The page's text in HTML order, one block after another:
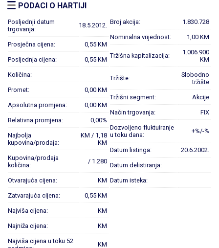
PODACI O HARTIJI
Posljednji datum
trgovanja:
18.5.2012.
Prosječna cijena: 0,55 KM
Posljednja cijena: 0,55 KM
Količina:
Promet: 0,00 KM
Apsolutna promjena: 0,00 KM
Relativna promjena: 0,00%
Najbolja
kupovina/prodaja:
KM / 1,18
KM
Kupovina/prodaja
količina:
/ 1.280
Otvarajuća cijena: KM
Zatvarajuća cijena: 0,55 KM
Najviša cijena: KM
Najniža cijena: KM
Najviša cijena u toku 52
KM
Broj akcija: 1.830.728
Nominalna vrijednost: 1,00 KM
Tržišna kapitalizacija:
1.006.900
KM
Tržište:
Slobodno
tržište
Tržišni segment: Akcije
Način trgovanja: FIX
Dozvoljeno fluktuiranje
u toku dana:
+%/-%
Datum listinga: 20.6.2002.
Datum delistiranja:
Datum isteka: